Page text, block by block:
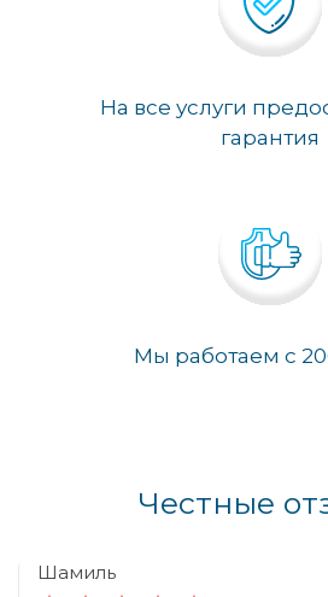
На все услуги
гарантия
Мы работаем с
Честные
Шамиль